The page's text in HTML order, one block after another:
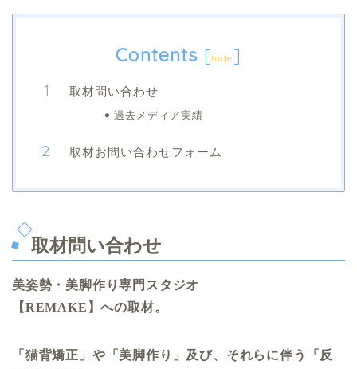
Contents [hide ]
取材問い合わせ
過去メディア実績
取材お問い合わせフォーム
取材問い合わせ
美姿勢・美脚作り専門スタジオ
【REMAKE】への取材。
「猫背矯正」や「美脚作り」及び、それらに伴う「反